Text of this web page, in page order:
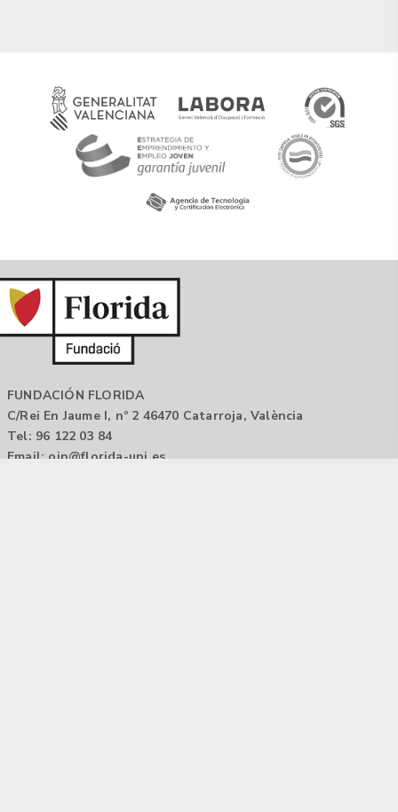
FUNDACIÓN FLORIDA
C/Rei En Jaume I, nº 2 46470 Catarroja, València
Tel: 96 122 03 84
Email: oip@florida-uni.es